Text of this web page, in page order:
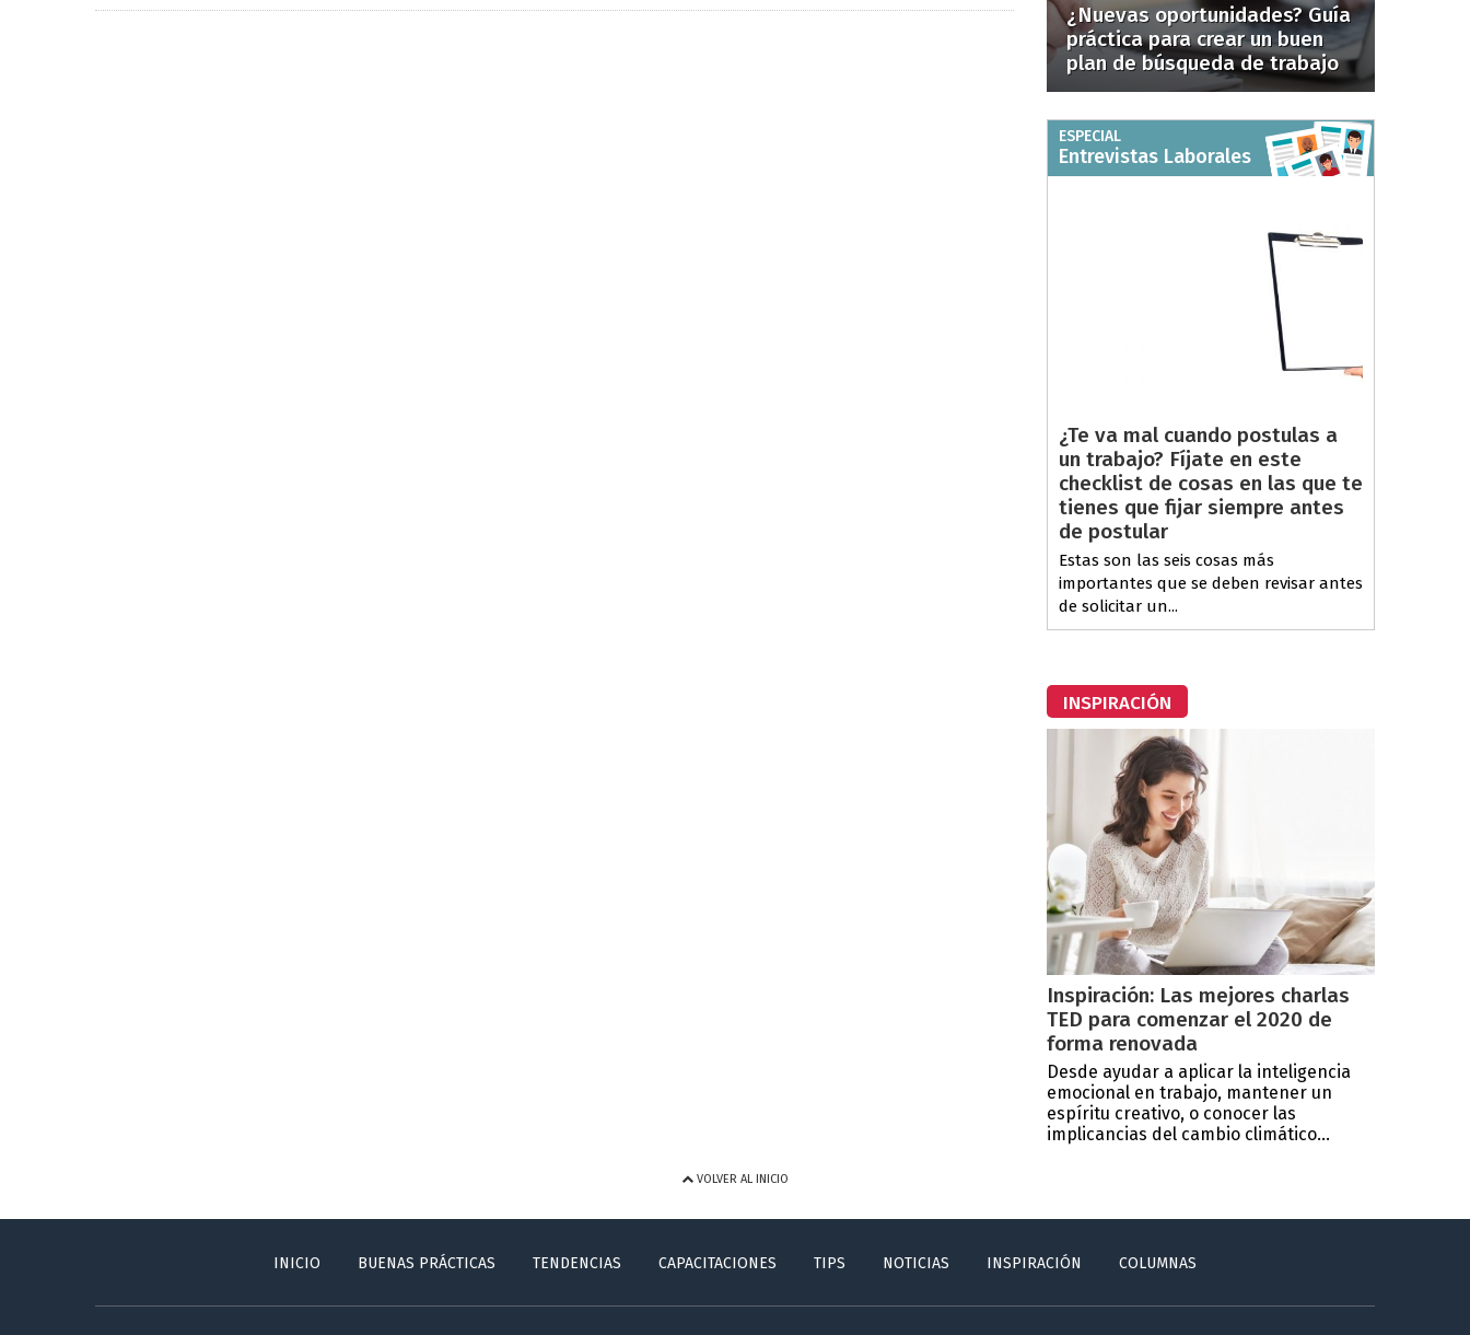
¿Nuevas oportunidades? Guía
práctica para crear un buen
plan de búsqueda de trabajo
ESPECIAL
Entrevistas Laborales
¿Te va mal cuando postulas a
un trabajo? Fíjate en este
checklist de cosas en las que te
tienes que fijar siempre antes
de postular
Estas son las seis cosas más
importantes que se deben revisar antes
de solicitar un...
INSPIRACIÓN
Inspiración: Las mejores charlas
TED para comenzar el 2020 de
forma renovada
Desde ayudar a aplicar la inteligencia
emocional en trabajo, mantener un
espíritu creativo, o conocer las
implicancias del cambio climático...
VOLVER AL INICIO
INICIO BUENAS PRÁCTICAS TENDENCIAS CAPACITACIONES TIPS NOTICIAS INSPIRACIÓN COLUMNAS